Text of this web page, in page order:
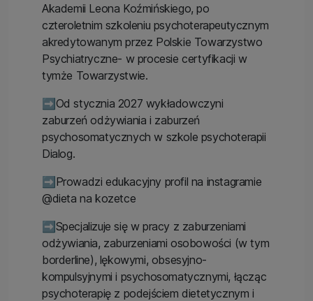
Akademii Leona Koźmińskiego, po
czteroletnim szkoleniu psychoterapeutycznym
akredytowanym przez Polskie Towarzystwo
Psychiatryczne- w procesie certyfikacji w
tymże Towarzystwie.
➡️Od stycznia 2027 wykładowczyni
zaburzeń odżywiania i zaburzeń
psychosomatycznych w szkole psychoterapii
Dialog.
➡️Prowadzi edukacyjny profil na instagramie
@dieta na kozetce
➡️Specjalizuje się w pracy z zaburzeniami
odżywiania, zaburzeniami osobowości (w tym
borderline), lękowymi, obsesyjno-
kompulsyjnymi i psychosomatycznymi, łącząc
psychoterapię z podejściem dietetycznym i